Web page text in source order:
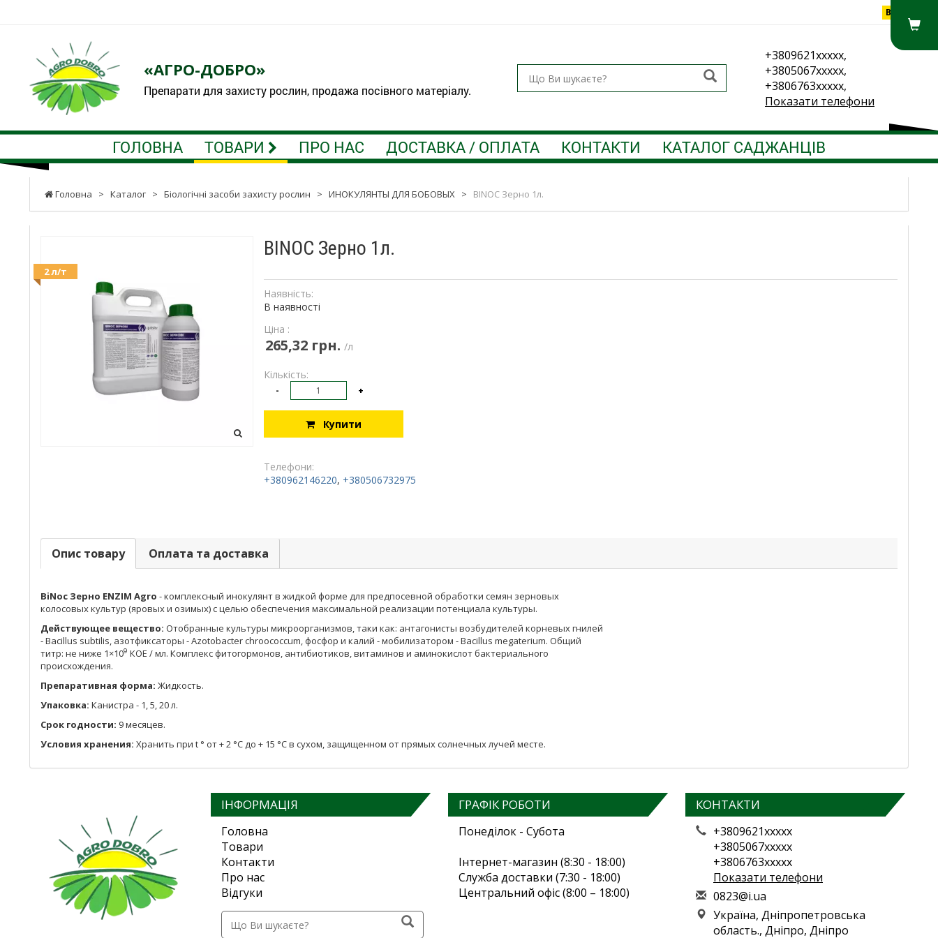
Вхід
«АГРО-ДОБРО»
Препарати для захисту рослин, продажа посівного матеріалу.
+3809621xxxxx,
+3805067xxxxx,
+3806763xxxxx,
Показати телефони
ГОЛОВНА ТОВАРИ ПРО НАС ДОСТАВКА / ОПЛАТА КОНТАКТИ КАТАЛОГ САДЖАНЦІВ
Головна > Каталог > Біологічні засоби захисту рослин > ИНОКУЛЯНТЫ ДЛЯ БОБОВЫХ > BINOC Зерно 1л.
BINOC Зерно 1л.
2 л/т
Наявність:
В наявності
Ціна :
265,32 грн. /л
Кількість:
- +
Купити
Телефони:
+380962146220, +380506732975
Опис товару Оплата та доставка
BiNoc Зерно ENZIM Agro - комплексный инокулянт в жидкой форме для предпосевной обработки семян зерновых
колосовых культур (яровых и озимых) с целью обеспечения максимальной реализации потенциала культуры.
Действующее вещество: Отобранные культуры микроорганизмов, таки как: антагонисты возбудителей корневых гнилей
- Bacillus subtilis, азотфиксаторы - Azotobacter chroococcum, фосфор и калий - мобилизатором - Bacillus megaterium. Общий
титр: не ниже 1×109 КОЕ / мл. Комплекс фитогормонов, антибиотиков, витаминов и аминокислот бактериального
происхождения.
Препаративная форма: Жидкость.
Упаковка: Канистра - 1, 5, 20 л.
Срок годности: 9 месяцев.
Условия хранения: Хранить при t ° от + 2 °С до + 15 °С в сухом, защищенном от прямых солнечных лучей месте.
ІНФОРМАЦІЯ
Головна
Товари
Контакти
Про нас
Відгуки
ГРАФІК РОБОТИ
Понеділок - Субота
Інтернет-магазин (8:30 - 18:00)
Служба доставки (7:30 - 18:00)
Центральний офіс (8:00 – 18:00)
КОНТАКТИ
+3809621xxxxx
+3805067xxxxx
+3806763xxxxx
Показати телефони
0823@i.ua
Україна, Дніпропетровська
область., Дніпро, Дніпро